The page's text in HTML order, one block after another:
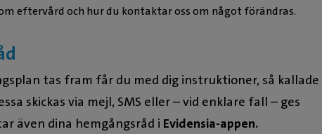
eftervård och hur du kontaktar oss om något förändras.
tas fram får du med dig instruktioner, så kallade
skickas via mejl, SMS eller – vid enklare fall – ges
även dina hemgångsråd i Evidensia-appen.